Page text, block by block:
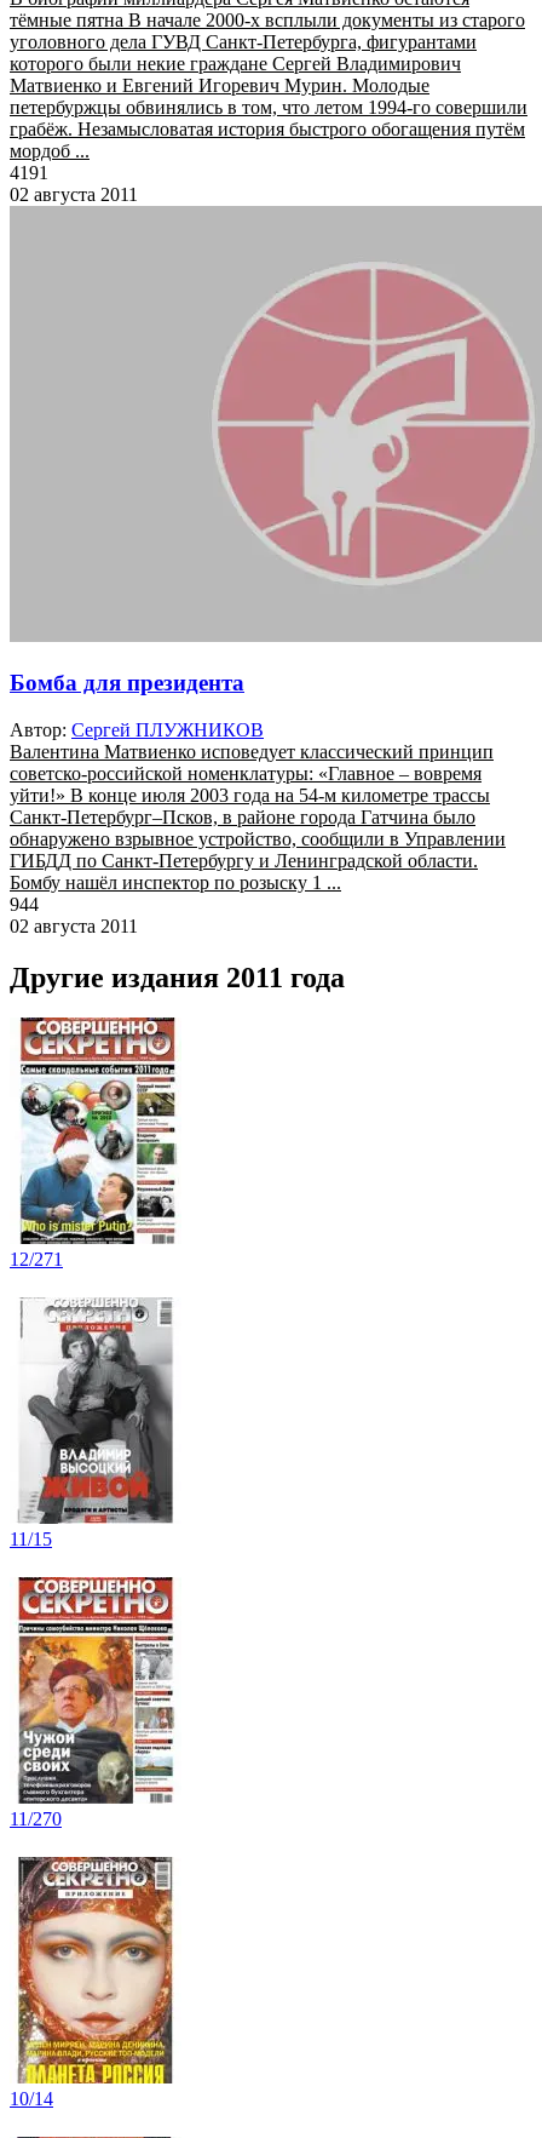
тёмные пятна В начале 2000-х всплыли документы из старого
уголовного дела ГУВД Санкт-Петербурга, фигурантами
которого были некие граждане Сергей Владимирович
Матвиенко и Евгений Игоревич Мурин. Молодые
петербуржцы обвинялись в том, что летом 1994-го совершили
грабёж. Незамысловатая история быстрого обогащения путём
мордоб ...
4191
02 августа 2011
Бомба для президента
Автор: Сергей ПЛУЖНИКОВ
Валентина Матвиенко исповедует классический принцип
советско-российской номенклатуры: «Главное – вовремя
уйти!» В конце июля 2003 года на 54-м километре трассы
Санкт-Петербург–Псков, в районе города Гатчина было
обнаружено взрывное устройство, сообщили в Управлении
ГИБДД по Санкт-Петербургу и Ленинградской области.
Бомбу нашёл инспектор по розыску 1 ...
944
02 августа 2011
Другие издания 2011 года
12/271
11/15
11/270
10/14